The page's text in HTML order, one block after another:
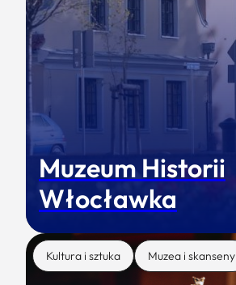
Muzeum Historii
Włocławka
Kultura i sztuka Muzea i skanseny